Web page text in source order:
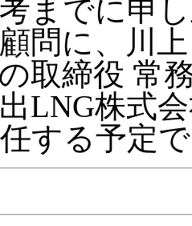
までに申
問に、川
取締役 常
LNG株式
する予定